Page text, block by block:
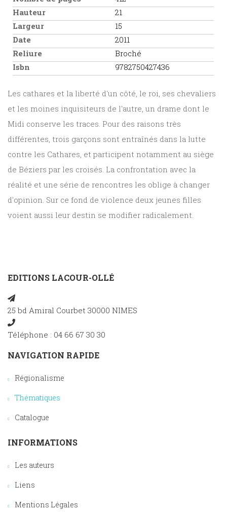
Hauteur
21
Largeur
15
Date
2011
Reliure
Broché
Isbn
9782750427436
Les cathares et la liberté d'un côté, le roi, ses chevaliers
et les moines inquisiteurs de l'autre, un drame dont le
Midi conserve les traces. Pour des raisons très
différentes, trois garçons sont entraînés dans la lutte
contre les Cathares, et participent notamment au siège
de Béziers par les croisés. La confrontation avec la
réalité et une série de rencontres les oblige à changer
d'opinion. Sur ce fond de violence deux jeunes filles
voient aussi leur destin se modifier radicalement.
EDITIONS LACOUR-OLLÉ
25 bd Amiral Courbet 30000 NIMES
Téléphone : 04 66 67 30 30
NAVIGATION RAPIDE
Régionalisme
Thématiques
Catalogue
INFORMATIONS
Les auteurs
Liens
Mentions Légales